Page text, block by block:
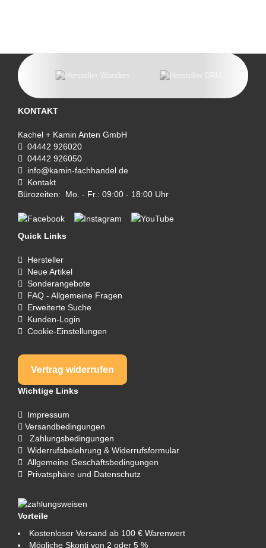
KONTAKT
Kachel + Kamin Anten GmbH
04442 926020
04442 926050
info@kamin-fachhandel.de
Kontakt
Bürozeiten: Mo. - Fr.: 09:00 - 18:00 Uhr
Quick Links
Hersteller
Neue Artikel
Sonderangebote
FAQ - Allgemeine Fragen
Erweiterte Suche
Kunden-Login
Cookie-Einstellungen
Vertrag widerrufen
Wichtige Links
Impressum
Versandbedingungen
Zahlungsbedingungen
Widerrufsbelehrung & Widerrufsformular
Allgemeine Geschäftsbedingungen
Privatsphäre und Datenschutz
Vorteile
Kostenloser Versand ab 100 € Warenwert
Mögliche Skonti von 2 oder 5 %